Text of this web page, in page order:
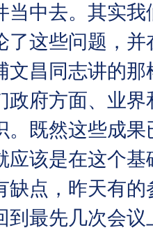
当中去。其实
了这些问题，
文昌同志讲的
政府方面、业
。既然这些成
应该是在这个
缺点，昨天有
到最先几次会